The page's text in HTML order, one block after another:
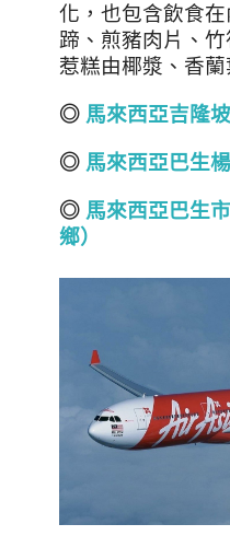
化，也包含飲食
蹄、煎豬肉片、
惹糕由椰漿、香
◎ 馬來西亞吉隆
◎ 馬來西亞巴生
◎ 馬來西亞巴生
鄉）